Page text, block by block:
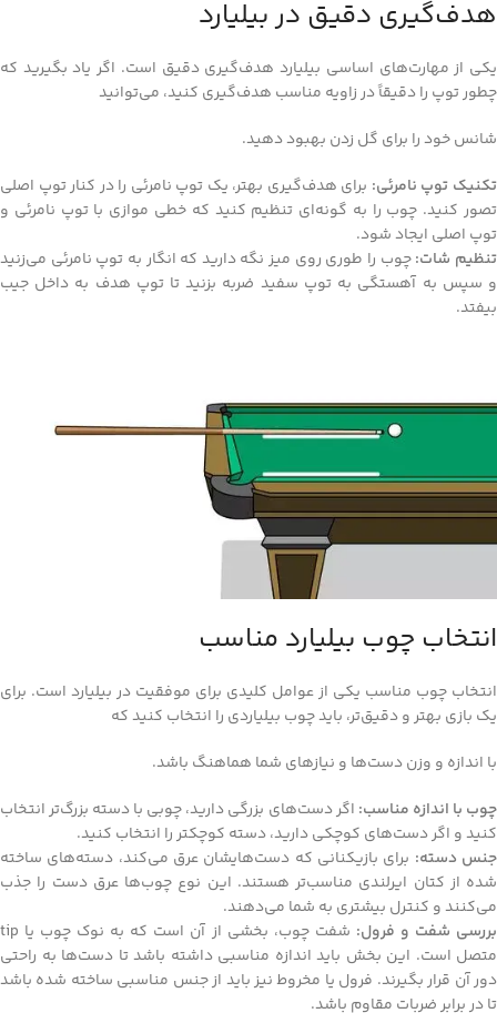
هدف‌گیری دقیق در بیلیارد
یکی از مهارت‌های اساسی بیلیارد هدف‌گیری دقیق است. اگر یاد بگیرید که
چطور توپ را دقیقاً در زاویه مناسب هدف‌گیری کنید، می‌توانید
شانس خود را برای گل زدن بهبود دهید.
تکنیک توپ نامرئی: برای هدف‌گیری بهتر، یک توپ نامرئی را در کنار توپ اصلی
تصور کنید. چوب را به گونه‌ای تنظیم کنید که خطی موازی با توپ نامرئی و
توپ اصلی ایجاد شود.
تنظیم شات:چوب را طوری روی میز نگه دارید که انگار به توپ نامرئی می‌زنید
و سپس به آهستگی به توپ سفید ضربه بزنید تا توپ هدف به داخل جیب
بیفتد.
انتخاب چوب بیلیارد مناسب
انتخاب چوب مناسب یکی از عوامل کلیدی برای موفقیت در بیلیارد است. برای
یک بازی بهتر و دقیق‌تر، باید چوب بیلیاردی را انتخاب کنید که
با اندازه و وزن دست‌ها و نیازهای شما هماهنگ باشد.
چوب با اندازه مناسب: اگر دست‌های بزرگی دارید، چوبی با دسته بزرگ‌تر انتخاب
کنید و اگر دست‌های کوچکی دارید، دسته کوچکتر را انتخاب کنید.
جنس دسته: برای بازیکنانی که دست‌هایشان عرق می‌کند، دسته‌های ساخته
شده از کتان ایرلندی مناسب‌تر هستند. این نوع چوب‌ها عرق دست را جذب
می‌کنند و کنترل بیشتری به شما می‌دهند.
بررسی شفت و فرول:
شفت چوب، بخشی از آن است که به نوک چوب یا tip
متصل است. این بخش باید اندازه مناسبی داشته باشد تا دست‌ها به راحتی
دور آن قرار بگیرند. فرول یا مخروط نیز باید از جنس مناسبی ساخته شده باشد
تا در برابر ضربات مقاوم باشد.